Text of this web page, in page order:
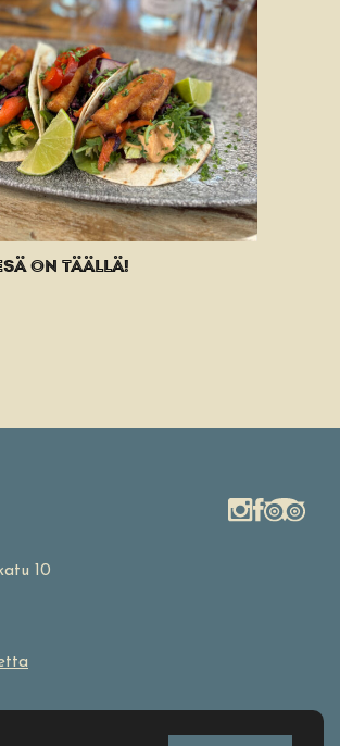
ON TÄÄLLÄ!
10